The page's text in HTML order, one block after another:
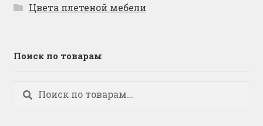
Цвета плетеной мебели
Поиск по товарам
Искать:
Поиск